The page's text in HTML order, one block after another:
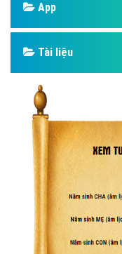
App
Tài liệu